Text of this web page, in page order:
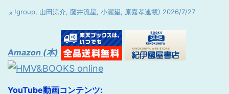
ぇ!group, 山田涼介, 藤井流星, 小瀧望, 原嘉孝連載) 2026/7/27
Amazon (本)
YouTube動画コンテンツ: